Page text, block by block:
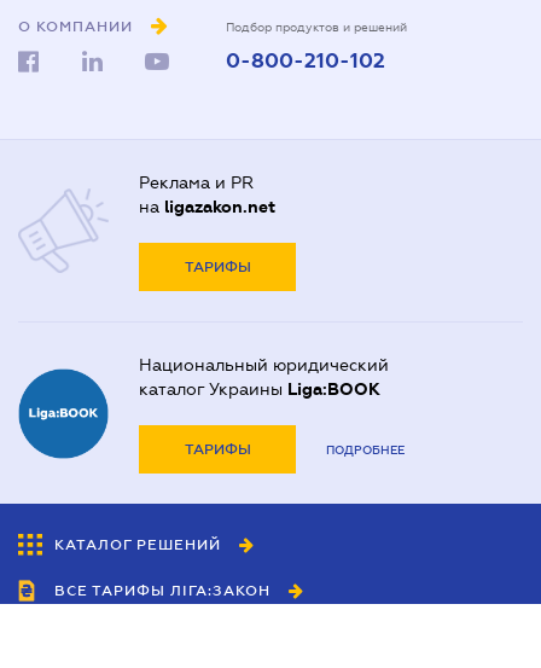
О КОМПАНИИ Подбор продуктов и решений
0-800-210-102
Реклама и PR
на ligazakon.net
ТАРИФЫ
Национальный юридический
каталог Украины Liga:BOOK
ТАРИФЫ ПОДРОБНЕЕ
КАТАЛОГ РЕШЕНИЙ
ВСЕ ТАРИФЫ ЛІГА:ЗАКОН